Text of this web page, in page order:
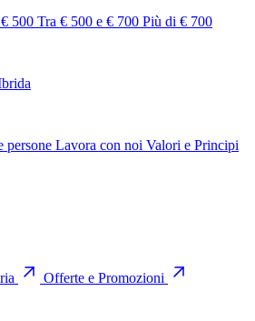
500 Tra € 500 e € 700 Più di € 700
persone Lavora con noi Valori e Principi
Offerte e Promozioni